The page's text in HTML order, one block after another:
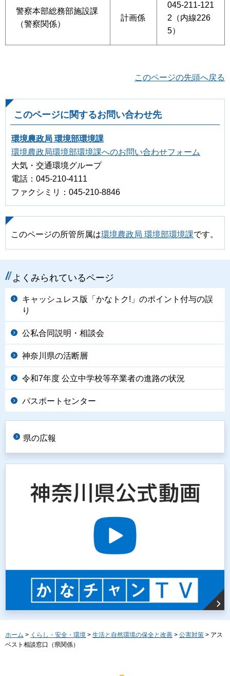
警察本部総務部施設課
（警察関係）
計画係
045-211-121
2（内線226
5）
このページの先頭へ戻る
このページに関するお問い合わせ先
環境農政局 環境部環境課
環境農政局環境部環境課へのお問い合わせフォーム
大気・交通環境グループ
電話：045-210-4111
ファクシミリ：045-210-8846
このページの所管所属は環境農政局 環境部環境課です。
よくみられているページ
キャッシュレス版「かなトク!」のポイント付与の誤
り
公私合同説明・相談会
神奈川県の活断層
令和7年度 公立中学校等卒業者の進路の状況
パスポートセンター
県の広報
ホーム > くらし・安全・環境 > 生活と自然環境の保全と改善 > 公害対策 > アス
ベスト相談窓口（県関係）